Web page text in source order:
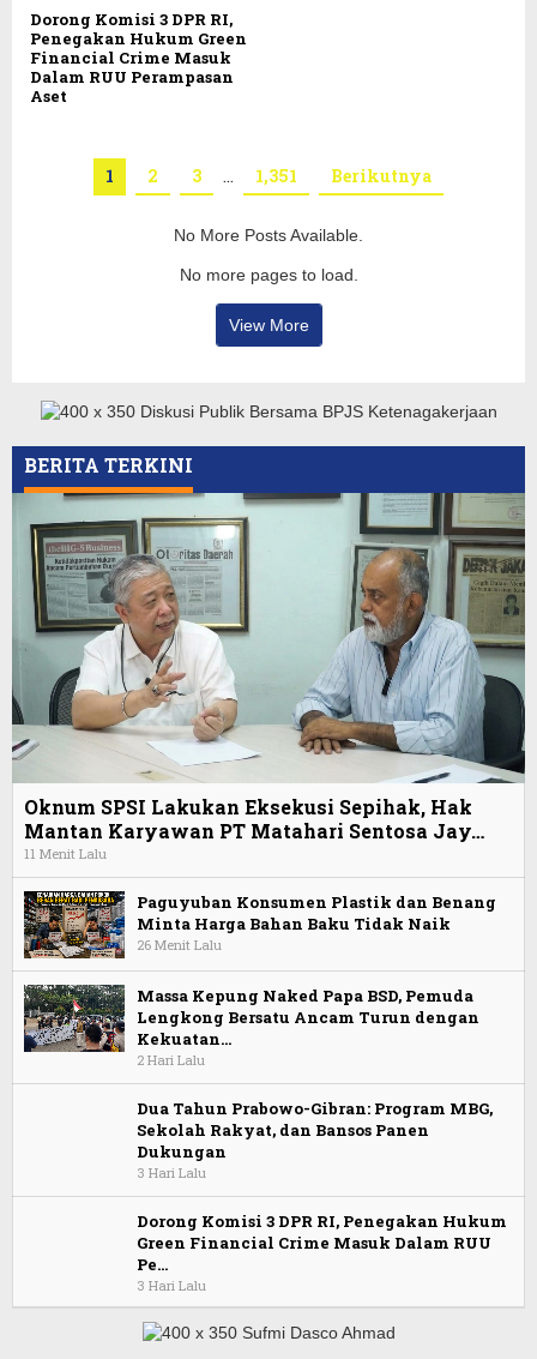
Dorong Komisi 3 DPR RI,
Penegakan Hukum Green
Financial Crime Masuk
Dalam RUU Perampasan
Aset
1 2 3 … 1,351 Berikutnya
No More Posts Available.
No more pages to load.
View More
BERITA TERKINI
Oknum SPSI Lakukan Eksekusi Sepihak, Hak
Mantan Karyawan PT Matahari Sentosa Jay…
11 Menit Lalu
Paguyuban Konsumen Plastik dan Benang
Minta Harga Bahan Baku Tidak Naik
26 Menit Lalu
Massa Kepung Naked Papa BSD, Pemuda
Lengkong Bersatu Ancam Turun dengan
Kekuatan…
2 Hari Lalu
Dua Tahun Prabowo-Gibran: Program MBG,
Sekolah Rakyat, dan Bansos Panen
Dukungan
3 Hari Lalu
Dorong Komisi 3 DPR RI, Penegakan Hukum
Green Financial Crime Masuk Dalam RUU
Pe…
3 Hari Lalu